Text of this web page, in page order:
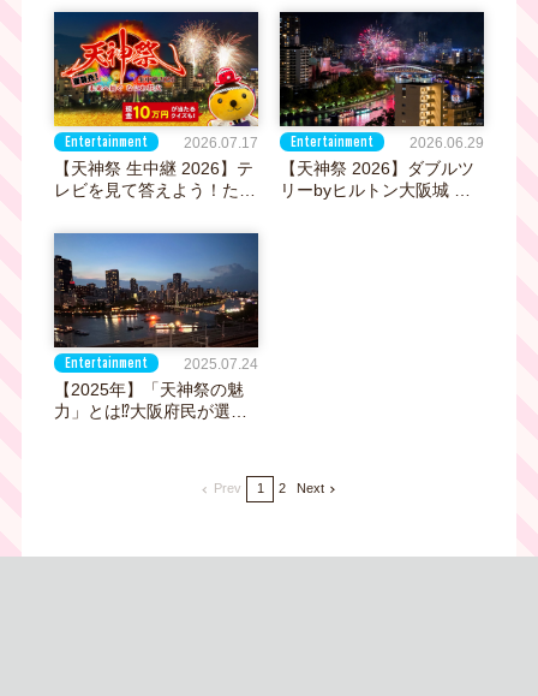
送局として、環境面からも
大阪の夏を応援～
日間、天神祭会場周辺など
の配布場所でアイドルがう
ちわを配って祭を盛り上げ
ます☆
Entertainment 2026.07.17
【天神祭 生中継 2026】テ
レビを見て答えよう！たこ
が当たる！
Entertainment 2026.06.29
【天神祭 2026】ダブルツ
リーbyヒルトン大阪城 花
Entertainment 2025.07.24
【2025年】「天神祭の魅
力」とは⁉大阪府民が選ん
Prev 1 2 Next